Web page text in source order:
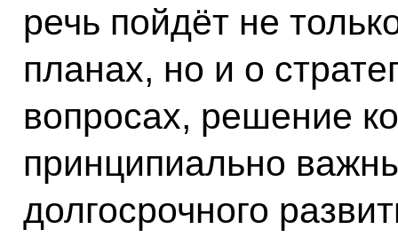
речь пойдёт не
планах, но и о
вопросах, решение
принципиально
долгосрочного